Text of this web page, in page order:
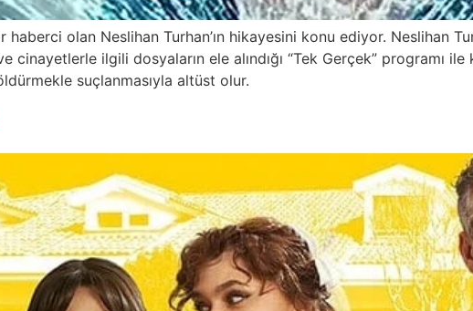
haberci olan Neslihan Turhan’ın hikayesini konu ediyor. Neslihan
cinayetlerle ilgili dosyaların ele alındığı “Tek Gerçek” programı
suçlanmasıyla altüst olur.